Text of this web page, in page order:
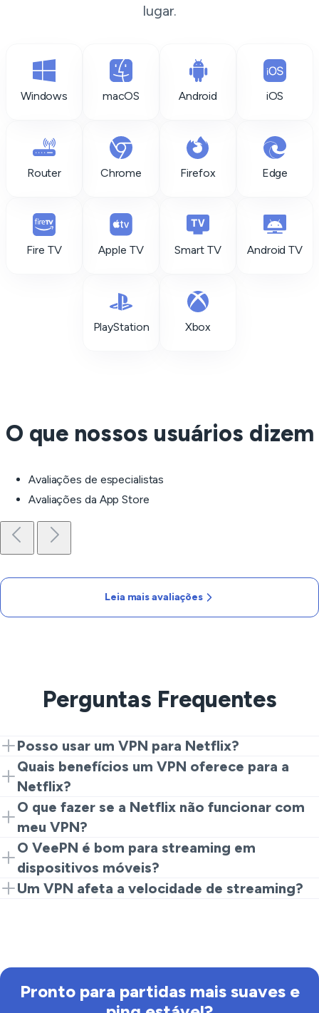
lugar.
Windows macOS Android iOS
Router Chrome Firefox Edge
Fire TV Apple TV Smart TV Android TV
PlayStation Xbox
O que nossos usuários dizem
Avaliações de especialistas
Avaliações da App Store
Leia mais avaliações
Perguntas Frequentes
Posso usar um VPN para Netflix?
Sim, conectar o VeePN a um servidor adequado
permite que você acesse as extensas bibliotecas da
Quais benefícios um VPN oferece para a
Netflix?
Um VPN garante sua conexão, oculta seu IP e ajuda a
contornar restrições geográficas sobre o conteúdo.
O que fazer se a Netflix não funcionar com
meu VPN?
Tente mudar de servidores, limpar seu cache ou
ajustar o protocolo VPN se encontrar problemas.
O VeePN é bom para streaming em
dispositivos móveis?
Com certeza! O VeePN pode ser instalado em
Um VPN afeta a velocidade de streaming?
Pronto para partidas mais suaves e